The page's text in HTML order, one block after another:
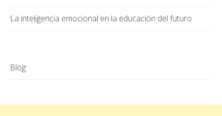
La inteligencia emocional en la educación del futuro
Blog